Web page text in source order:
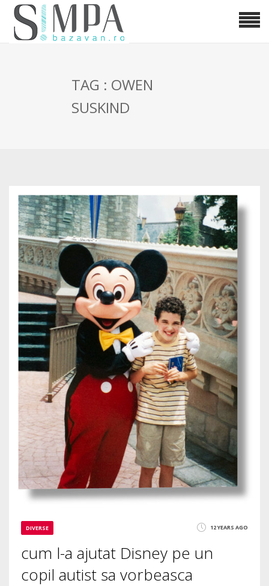
TAG : OWEN
SUSKIND
DIVERSE 12 YEARS AGO
cum l-a ajutat Disney pe un
copil autist sa vorbeasca